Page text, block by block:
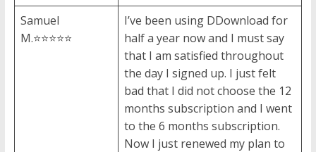
Samuel
M.⭐⭐⭐⭐⭐
I’ve been using DDownload for
half a year now and I must say
that I am satisfied throughout
the day I signed up. I just felt
bad that I did not choose the 12
months subscription and I went
to the 6 months subscription.
Now I just renewed my plan to